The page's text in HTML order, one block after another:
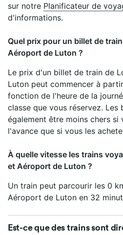
sur notre Planificateur de
d'informations.
Quel prix pour un billet de
Aéroport de Luton ?
Le prix d'un billet de train de
Luton peut commencer à
fonction de l'heure de la
classe que vous réservez.
également être moins chers si
l'avance que si vous les
À quelle vitesse les trains
et Aéroport de Luton ?
Un train peut parcourir les 0
Aéroport de Luton en 32
Est-ce que des trains sont